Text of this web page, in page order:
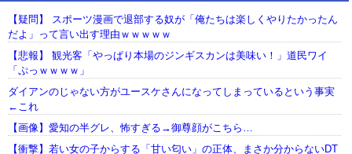
【疑問】 スポーツ漫画で退部する奴が「俺たちは楽しくやりたかったん
だよ」って言い出す理由ｗｗｗｗｗ
【悲報】 観光客「やっぱり本場のジンギスカンは美味い！」道民ワイ
「ぷっｗｗｗｗ」
ダイアンのじゃない方がユースケさんになってしまっているという事実
←これ
【画像】愛知の半グレ、怖すぎる→御尊顔がこちら…
【衝撃】若い女の子からする「甘い匂い」の正体、まさか分からないDT